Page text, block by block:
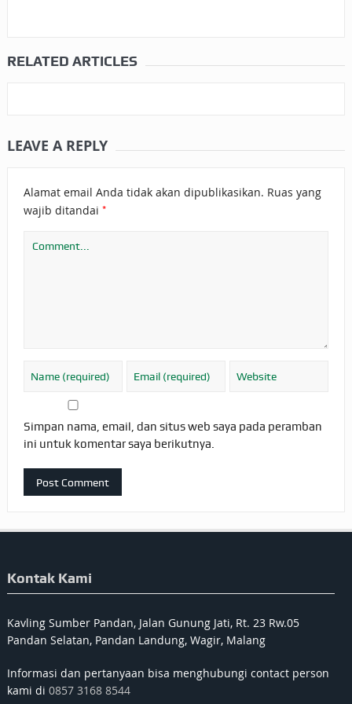
RELATED ARTICLES
LEAVE A REPLY
Alamat email Anda tidak akan dipublikasikan. Ruas yang
wajib ditandai *
Simpan nama, email, dan situs web saya pada peramban
ini untuk komentar saya berikutnya.
Kontak Kami
Kavling Sumber Pandan, Jalan Gunung Jati, Rt. 23 Rw.05
Pandan Selatan, Pandan Landung, Wagir, Malang
Informasi dan pertanyaan bisa menghubungi contact person
kami di 0857 3168 8544